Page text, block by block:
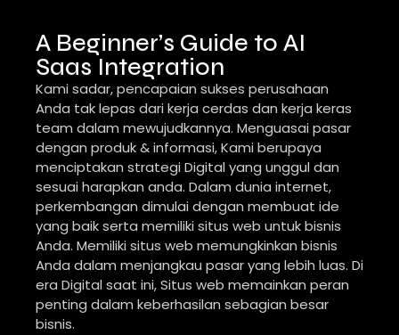
A Beginner’s Guide to AI
Saas Integration
Kami sadar, pencapaian sukses perusahaan
Anda tak lepas dari kerja cerdas dan kerja keras
team dalam mewujudkannya. Menguasai pasar
dengan produk & informasi, Kami berupaya
menciptakan strategi Digital yang unggul dan
sesuai harapkan anda. Dalam dunia internet,
perkembangan dimulai dengan membuat ide
yang baik serta memiliki situs web untuk bisnis
Anda. Memiliki situs web memungkinkan bisnis
Anda dalam menjangkau pasar yang lebih luas. Di
era Digital saat ini, Situs web memainkan peran
penting dalam keberhasilan sebagian besar
bisnis.